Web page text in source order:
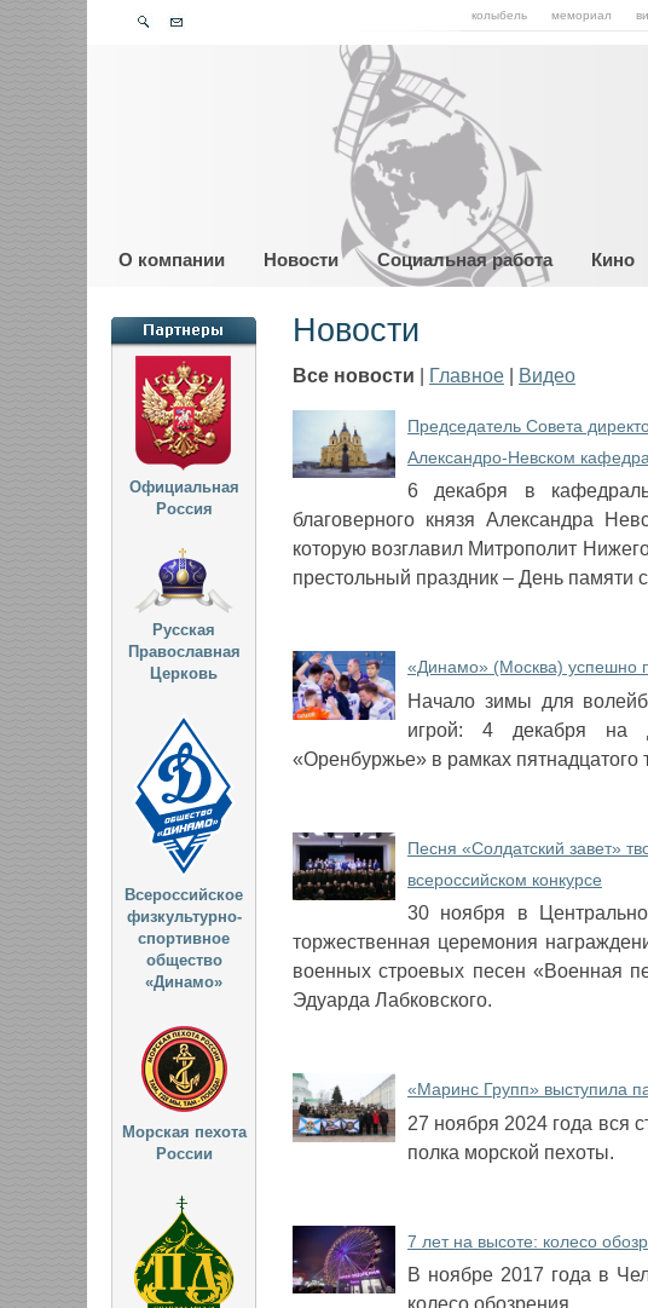
колыбель мемориал
О компании Новости Социальная работа Кино
Новости
Все новости Главное Видео
Председатель Совета
Александро-Невском
​6 декабря в
благоверного князя Александра
которую возглавил Митрополит
престольный праздник ‒ День памяти
«Динамо» (Москва) успешно
​Начало зимы для
игрой: 4 декабря на
«Оренбуржье» в рамках пятнадцатого
Песня «Солдатский завет»
всероссийском конкурсе
​30 ноября в
торжественная церемония
военных строевых песен «Военная
Эдуарда Лабковского.
«Маринс Групп» выступила
27 ноября 2024 года вся
полка морской пехоты.
7 лет на высоте: колесо
​В ноябре 2017 года в
Официальная
Россия
Русская
Православная
Церковь
Всероссийское
физкультурно-
спортивное
общество
«Динамо»
Морская пехота
России